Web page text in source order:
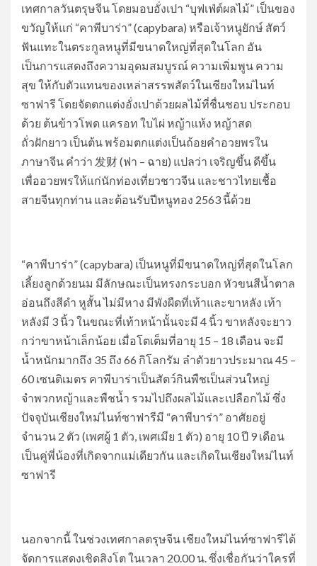
เทศกาลวันตรุษจีน โดยมอบอั่งเปา “บุฟเฟ่ต์ผลไม้” เป็นของ
ขวัญให้แก่ “คาพีบาร่า” (capybara) หรือเจ้าหนูยักษ์ สัตว์
ฟันแทะในตระกูลหนูที่มีขนาดใหญ่ที่สุดในโลก อัน
เป็นการแสดงถึงความอุดมสมบูรณ์ ความเพิ่มพูน ความ
สุข ให้กับตัวแทนของเหล่าสรรพสัตว์ในเชียงใหม่ไนท์
ซาฟารี โดยจัดตกแต่งอั่งเปาด้วยผลไม้ที่ชื่นชอบ ประกอบ
ด้วย ต้นข้าวโพด แครอท ใบไผ่ หญ้าแห้ง หญ้าสด
ถั่วฝักยาว เป็นต้น พร้อมตกแต่งเป็นถ้อยคำอวยพรใน
ภาษาจีน คำว่า 发财 (ฟา – ฉาย) แปลว่า เจริญขึ้น ดีขึ้น
เพื่ออวยพรให้แก่นักท่องเที่ยวชาวจีน และชาวไทยเชื้อ
สายจีนทุกท่าน และต้อนรับปีหนูทอง 2563 นี้ด้วย
“คาพีบาร่า” (capybara) เป็นหนูที่มีขนาดใหญ่ที่สุดในโลก
เลี้ยงลูกด้วยนม มีลักษณะเป็นทรงกระบอก หัวขนสีน้ำตาล
อ่อนถึงสีดำ หูสั้น ไม่มีหาง มีพังผืดที่เท้าและขาหลัง เท้า
หลังมี 3 นิ้ว ในขณะที่เท้าหน้านั้นจะมี 4 นิ้ว ขาหลังจะยาว
กว่าขาหน้าเล็กน้อย เมื่อโตเต็มที่อายุ 15 – 18 เดือน จะมี
น้ำหนักมากถึง 35 ถึง 66 กิโลกรัม ลำตัวยาวประมาณ 45 –
60 เซนติเมตร คาพีบาร่าเป็นสัตว์กินพืชเป็นส่วนใหญ่
จำพวกหญ้าและพืชน้ำ รวมไปถึงผลไม้และเปลือกไม้ ซึ่ง
ปัจจุบันเชียงใหม่ไนท์ซาฟารีมี “คาพีบาร่า” อาศัยอยู่
จำนวน 2 ตัว (เพศผู้ 1 ตัว, เพศเมีย 1 ตัว) อายุ 10 ปี 9 เดือน
เป็นคู่พี่น้องที่เกิดจากแม่เดียวกัน และเกิดในเชียงใหม่ไนท์
ซาฟารี
นอกจากนี้ ในช่วงเทศกาลตรุษจีน เชียงใหม่ไนท์ซาฟารีได้
จัดการแสดงเชิดสิงโต ในเวลา 20.00 น. ซึ่งเชื่อกันว่าใครที่